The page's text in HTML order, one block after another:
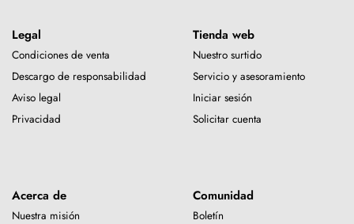
Legal
Condiciones de venta
Descargo de responsabilidad
Aviso legal
Privacidad
Tienda web
Nuestro surtido
Servicio y asesoramiento
Iniciar sesión
Solicitar cuenta
Acerca de
Nuestra misión
Comunidad
Boletín